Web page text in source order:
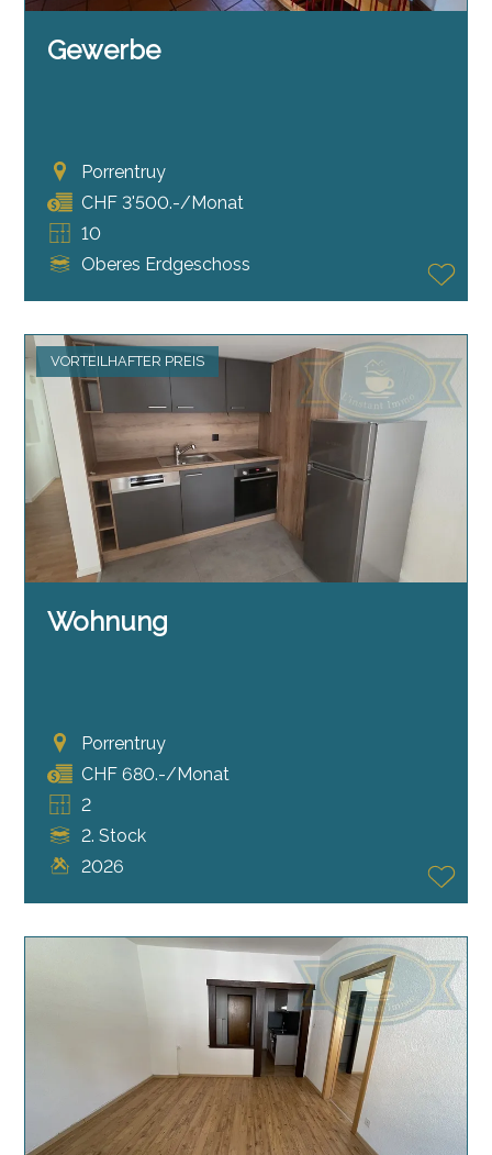
Gewerbe
Porrentruy
CHF 3'500.-/Monat
10
Oberes Erdgeschoss
VORTEILHAFTER PREIS
Wohnung
Porrentruy
CHF 680.-/Monat
2
2. Stock
2026